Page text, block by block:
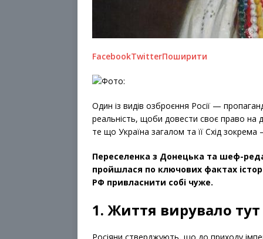
FacebookTwitterПоширити
Один із видів озброєння Росії —
реальність, щоби довести своє право на
те що Україна загалом та її Схід
Переселенка з Донецька та шеф-
пройшлася по ключових фактах
РФ привласнити собі чуже.
1. Життя вирувало